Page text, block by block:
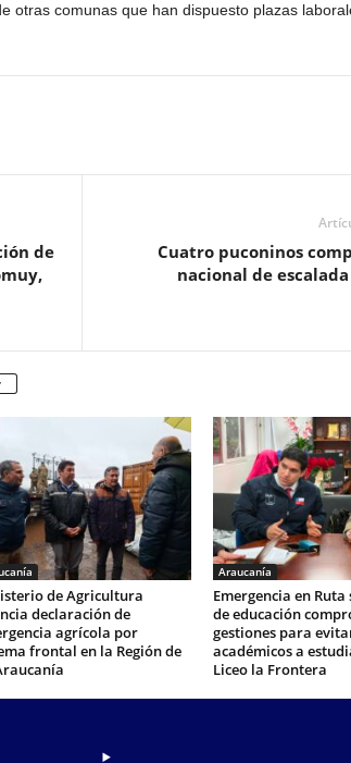
otras comunas que han dispuesto plazas
de
Cuatro puconinos
nacional de
de Agricultura
declaración de
agrícola por
frontal en la Región de
Araucanía
Emergencia en Ruta
de educación
gestiones para
académicos a
Liceo la Frontera